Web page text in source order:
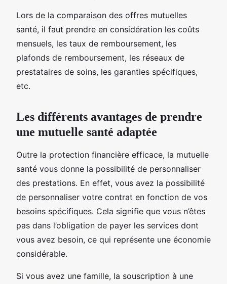
Lors de la comparaison des offres mutuelles
santé, il faut prendre en considération les coûts
mensuels, les taux de remboursement, les
plafonds de remboursement, les réseaux de
prestataires de soins, les garanties spécifiques,
etc.
Les différents avantages de prendre
une mutuelle santé adaptée
Outre la protection financière efficace, la mutuelle
santé vous donne la possibilité de personnaliser
des prestations. En effet, vous avez la possibilité
de personnaliser votre contrat en fonction de vos
besoins spécifiques. Cela signifie que vous n’êtes
pas dans l’obligation de payer les services dont
vous avez besoin, ce qui représente une économie
considérable.
Si vous avez une famille, la souscription à une